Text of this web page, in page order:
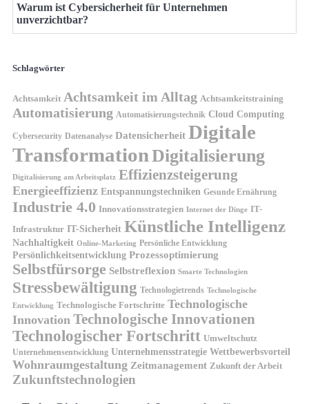
Warum ist Cybersicherheit für Unternehmen
unverzichtbar?
Schlagwörter
Achtsamkeit Achtsamkeit im Alltag Achtsamkeitstraining
Automatisierung Automatisierungstechnik Cloud Computing
Cybersecurity Datenanalyse Datensicherheit Digitale
TransformationDigitalisierung
Digitalisierung am Arbeitsplatz Effizienzsteigerung
Energieeffizienz Entspannungstechniken Gesunde Ernährung
Industrie 4.0 Innovationsstrategien Internet der Dinge IT-
Infrastruktur IT-Sicherheit Künstliche Intelligenz
Nachhaltigkeit Online-Marketing Persönliche Entwicklung
Persönlichkeitsentwicklung Prozessoptimierung
Selbstfürsorge Selbstreflexion Smarte Technologien
Stressbewältigung Technologietrends Technologische
Entwicklung Technologische Fortschritte Technologische
Innovation Technologische Innovationen
Technologischer Fortschritt Umweltschutz
Unternehmensentwicklung Unternehmensstrategie Wettbewerbsvorteil
Wohnraumgestaltung Zeitmanagement Zukunft der Arbeit
Zukunftstechnologien